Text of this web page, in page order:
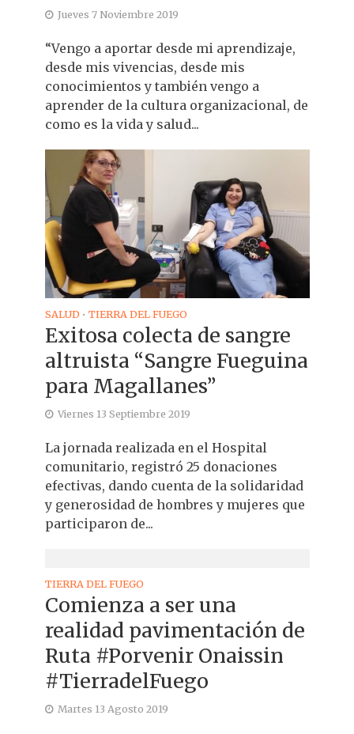
Jueves 7 Noviembre 2019
“Vengo a aportar desde mi aprendizaje,
desde mis vivencias, desde mis
conocimientos y también vengo a
aprender de la cultura organizacional, de
como es la vida y salud...
SALUD • TIERRA DEL FUEGO
Exitosa colecta de sangre
altruista “Sangre Fueguina
para Magallanes”
Viernes 13 Septiembre 2019
La jornada realizada en el Hospital
comunitario, registró 25 donaciones
efectivas, dando cuenta de la solidaridad
y generosidad de hombres y mujeres que
participaron de...
TIERRA DEL FUEGO
Comienza a ser una
realidad pavimentación de
Ruta #Porvenir Onaissin
#TierradelFuego
Martes 13 Agosto 2019